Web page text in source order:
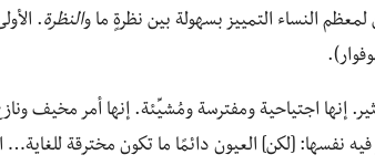
النساء التمييز بسهولة بين نظرةٍ ما والنظرة.
إنها اجتياحية ومفترسة ومُشيِّئة. إنها أمر مخيف
نفسها: [لكن] العيون دائمًا ما تكون مخترقة للغاية…